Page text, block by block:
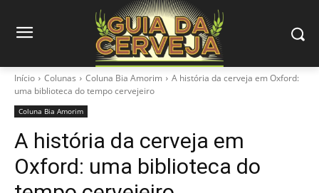
Início Colunas Coluna Bia Amorim
A história da cerveja em Oxford:
uma biblioteca do tempo cervejeiro
Coluna Bia Amorim
A história da cerveja em
Oxford: uma biblioteca do